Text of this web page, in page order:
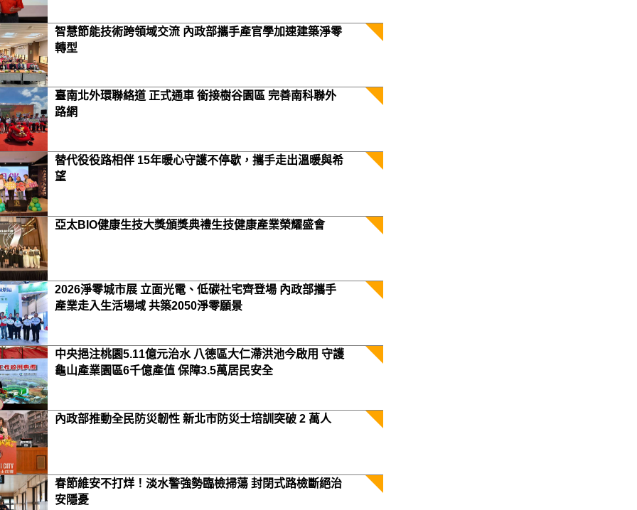
智慧節能技術跨領域交流 內政部攜手產官學加速建築淨零
轉型
臺南北外環聯絡道 正式通車 銜接樹谷園區 完善南科聯外
路網
替代役役路相伴 15年暖心守護不停歇，攜手走出溫暖與希
望
亞太BIO健康生技大獎頒獎典禮生技健康產業榮耀盛會
2026淨零城市展 立面光電、低碳社宅齊登場 內政部攜手
產業走入生活場域 共築2050淨零願景
中央挹注桃園5.11億元治水 八德區大仁滯洪池今啟用 守護
龜山產業園區6千億產值 保障3.5萬居民安全
內政部推動全民防災韌性 新北市防災士培訓突破 2 萬人
春節維安不打烊！淡水警強勢臨檢掃蕩 封閉式路檢斷絕治
安隱憂